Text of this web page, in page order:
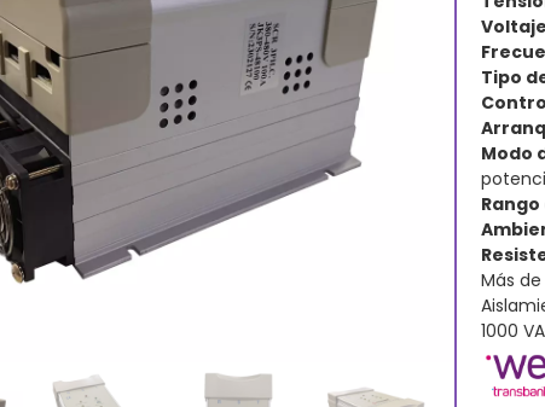
Tipo
Modo
Más
1000